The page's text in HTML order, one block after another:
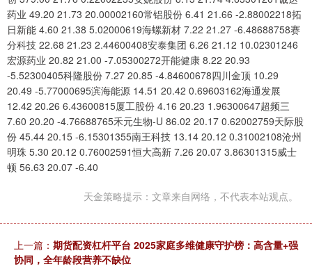
药业 49.20 21.73 20.00002160常铝股份 6.41 21.66 -2.88002218拓
日新能 4.60 21.38 5.02000619海螺新材 7.22 21.27 -6.48688758赛
分科技 22.68 21.23 2.44600408安泰集团 6.26 21.12 10.02301246
宏源药业 20.82 21.00 -7.05300272开能健康 8.22 20.93
-5.52300405科隆股份 7.27 20.85 -4.84600678四川金顶 10.29
20.49 -5.77000695滨海能源 14.51 20.42 0.69603162海通发展
12.42 20.26 6.43600815厦工股份 4.16 20.23 1.96300647超频三
7.60 20.20 -4.76688765禾元生物-U 86.02 20.17 0.62002759天际股
份 45.44 20.15 -6.15301355南王科技 13.14 20.12 0.31002108沧州
明珠 5.30 20.12 0.76002591恒大高新 7.26 20.07 3.86301315威士
顿 56.63 20.07 -6.40
天金策略提示：文章来自网络，不代表本站观点。
上一篇： 期货配资杠杆平台 2025家庭多维健康守护榜：高含量+强
协同，全年龄段营养不缺位